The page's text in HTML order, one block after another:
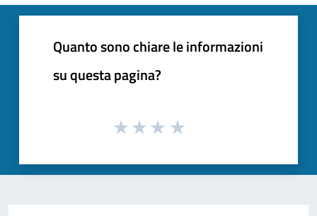
Quanto sono chiare le informazioni
su questa pagina?